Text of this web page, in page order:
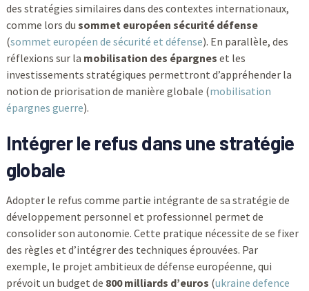
des stratégies similaires dans des contextes internationaux,
comme lors du sommet européen sécurité défense
(sommet européen de sécurité et défense). En parallèle, des
réflexions sur la mobilisation des épargnes et les
investissements stratégiques permettront d’appréhender la
notion de priorisation de manière globale (mobilisation
épargnes guerre).
Intégrer le refus dans une stratégie
globale
Adopter le refus comme partie intégrante de sa stratégie de
développement personnel et professionnel permet de
consolider son autonomie. Cette pratique nécessite de se fixer
des règles et d’intégrer des techniques éprouvées. Par
exemple, le projet ambitieux de défense européenne, qui
prévoit un budget de 800 milliards d’euros (ukraine defence